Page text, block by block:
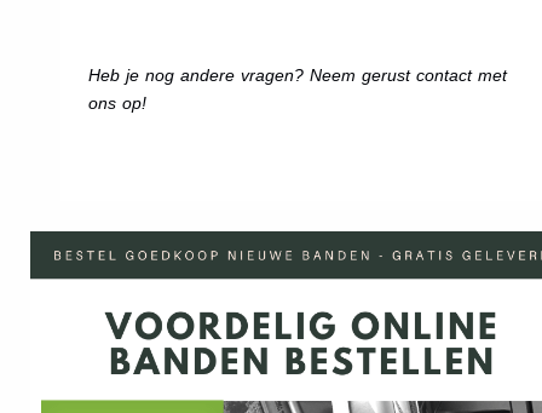
Heb je nog andere vragen? Neem gerust contact met
ons op!